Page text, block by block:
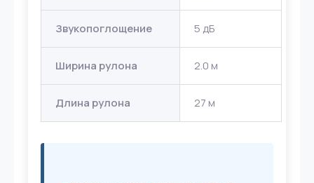
Звукопоглощение 5 дБ
Ширина рулона 2.0 м
Длина рулона 27 м